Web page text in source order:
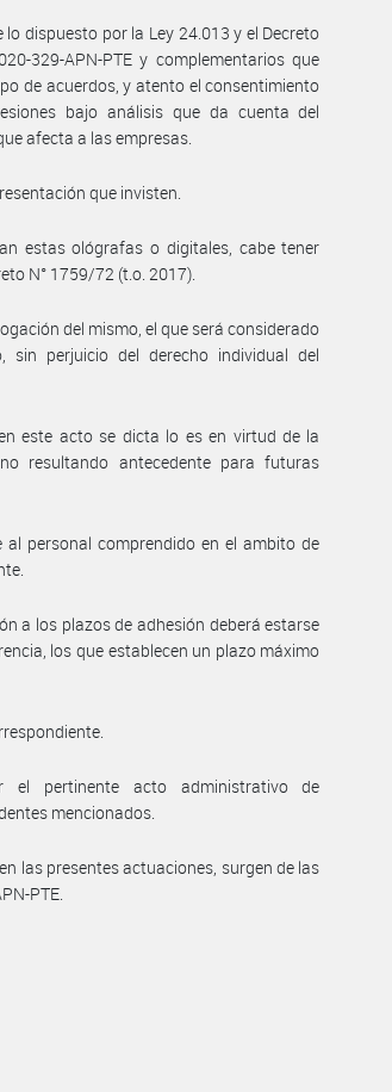
dispuesto por la Ley 24.013 y el Decreto
329-APN-PTE y complementarios que
de acuerdos, y atento el consentimiento
bajo análisis que da cuenta del
afecta a las empresas.
que invisten.
estas ológrafas o digitales, cabe tener
N° 1759/72 (t.o. 2017).
del mismo, el que será considerado
sin perjuicio del derecho individual del
este acto se dicta lo es en virtud de la
resultando antecedente para futuras
personal comprendido en el ambito de
a los plazos de adhesión deberá estarse
los que establecen un plazo máximo
el pertinente acto administrativo de
mencionados.
las presentes actuaciones, surgen de las
PTE.